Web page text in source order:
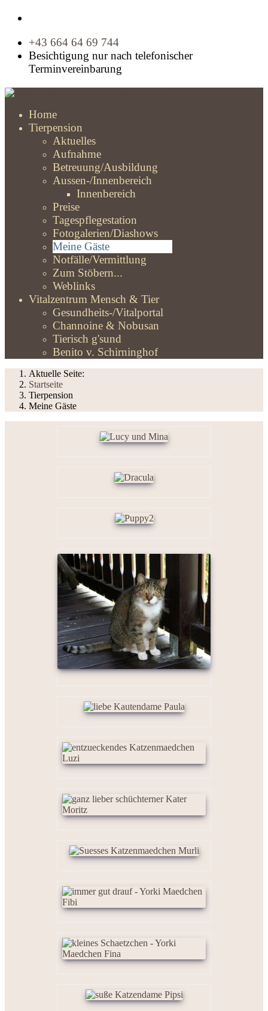
+43 664 64 69 744
Besichtigung nur nach telefonischer
Terminvereinbarung
Home
Tierpension
Aktuelles
Aufnahme
Betreuung/Ausbildung
Aussen-/Innenbereich
Innenbereich
Preise
Tagespflegestation
Fotogalerien/Diashows
Meine Gäste
Notfälle/Vermittlung
Zum Stöbern...
Weblinks
Vitalzentrum Mensch & Tier
Gesundheits-/Vitalportal
Channoine & Nobusan
Tierisch g'sund
Benito v. Schirninghof
Aktuelle Seite:
Startseite
Tierpension
Meine Gäste